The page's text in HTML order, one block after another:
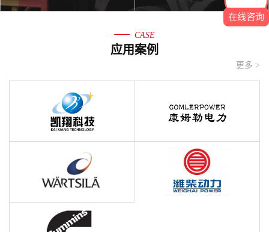
CASE
应用案例
更多 >
在线咨询